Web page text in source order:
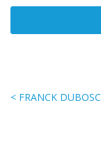
< FRANCK DUBOSC